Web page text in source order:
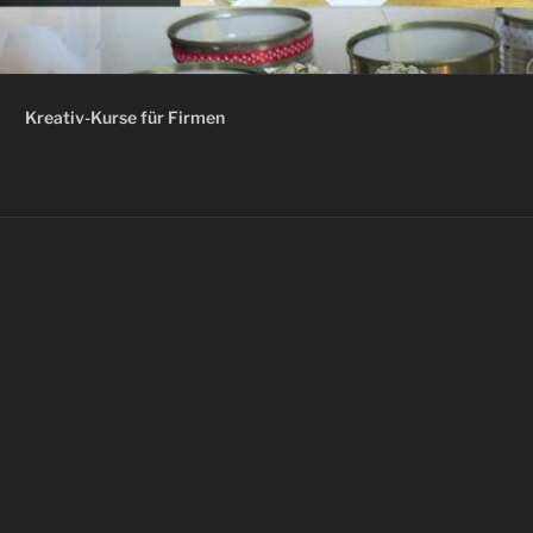
Kreativ-Kurse für Firmen